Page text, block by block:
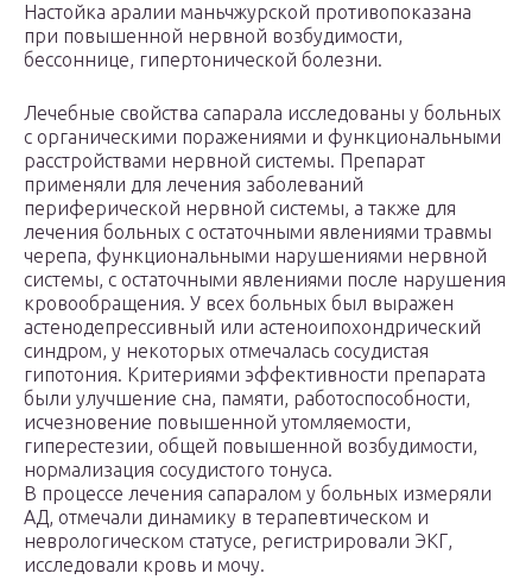
Настойка аралии маньчжурской противопоказана
при повышенной нервной возбудимости,
бессоннице, гипертонической болезни.
Лечебные свойства сапарала исследованы у больных
с органическими поражениями и функциональными
расстройствами нервной системы. Препарат
применяли для лечения заболеваний
периферической нервной системы, а также для
лечения больных с остаточными явлениями травмы
черепа, функциональными нарушениями нервной
системы, с остаточными явлениями после нарушения
кровообращения. У всех больных был выражен
астенодепрессивный или астеноипохондрический
синдром, у некоторых отмечалась сосудистая
гипотония. Критериями эффективности препарата
были улучшение сна, памяти, работоспособности,
исчезновение повышенной утомляемости,
гиперестезии, общей повышенной возбудимости,
нормализация сосудистого тонуса.
В процессе лечения сапаралом у больных измеряли
АД, отмечали динамику в терапевтическом и
неврологическом статусе, регистрировали ЭКГ,
исследовали кровь и мочу.